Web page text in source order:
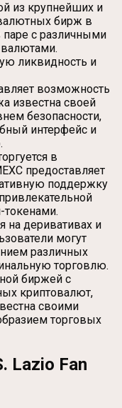
из крупнейших и
бирж в
паре с различными
ликвидность и
возможность
известна своей
безопасности,
интерфейс и
в
предоставляет
поддержку
токенами.
на деривативах и
могут
различных
торговлю.
биржей с
криптовалют,
своими
торговых
Lazio Fan